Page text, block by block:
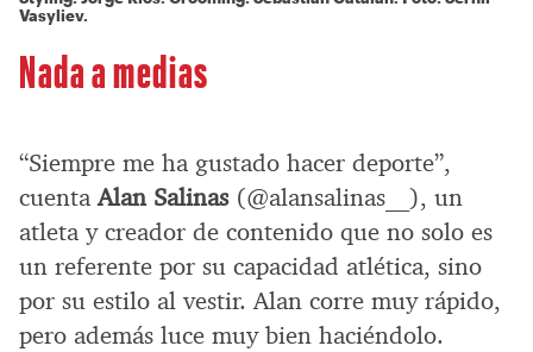
Vasyliev.
Nada a medias
“Siempre me ha gustado hacer deporte”,
cuentaAlan Salinas(@alansalinas__), un
atleta y creador de contenido que no solo es
un referente por su capacidad atlética, sino
por su estilo al vestir. Alan corre muy rápido,
pero además luce muy bien haciéndolo.